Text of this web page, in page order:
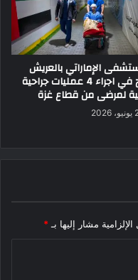
الإماراتي بالعريش
ينجح في اجراء 4 عمليات جراحية
لمرضى من قطاع غزة
مشار إليها بـ *